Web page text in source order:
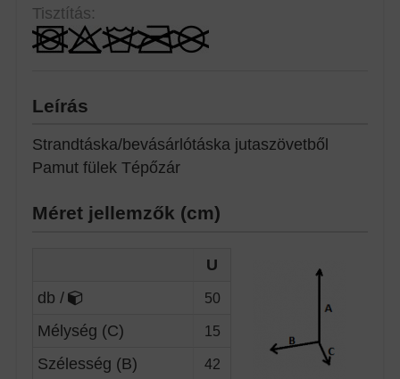
Tisztítás:
Leírás
Strandtáska/bevásárlótáska jutaszövetből
Pamut fülek Tépőzár
Méret jellemzők (cm)
U
db /
50
Mélység (C) 15
Szélesség (B) 42